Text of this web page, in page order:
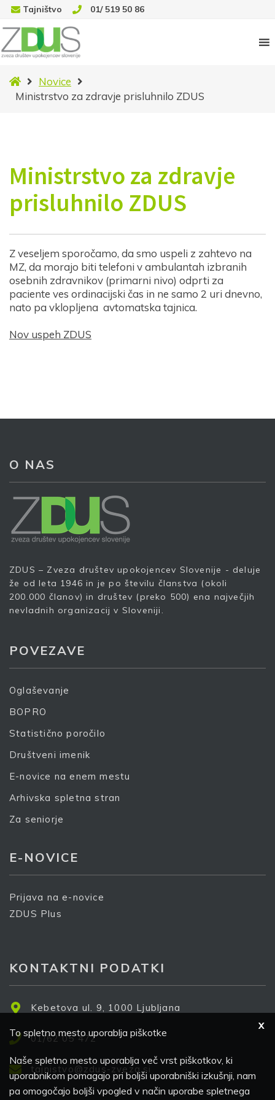
Tajništvo 01/ 519 50 86
DomovNovice
Ministrstvo za zdravje prisluhnilo ZDUS
Ministrstvo za zdravje
prisluhnilo ZDUS
Z veseljem sporočamo, da smo uspeli z zahtevo na
MZ, da morajo biti telefoni v ambulantah izbranih
osebnih zdravnikov (primarni nivo) odprti za
paciente ves ordinacijski čas in ne samo 2 uri dnevno,
nato pa vklopljena avtomatska tajnica.
Nov uspeh ZDUS
O NAS
ZDUS – Zveza društev upokojencev Slovenije - deluje
že od leta 1946 in je po številu članstva (okoli
200.000 članov) in društev (preko 500) ena največjih
nevladnih organizacij v Sloveniji.
POVEZAVE
Oglaševanje
BOPRO
Statistično poročilo
Društveni imenik
E-novice na enem mestu
Arhivska spletna stran
Za seniorje
E-NOVICE
Prijava na e-novice
ZDUS Plus
KONTAKTNI PODATKI
Kebetova ul. 9, 1000 Ljubljana
01/62 05 472
tajnistvo@zdus-zveza.si
X
To spletno mesto uporablja piškotke
Naše spletno mesto uporablja več vrst piškotkov, ki
uporabnikom pomagajo pri boljši uporabniški izkušnji, nam
pa omogočajo boljši vpogled v način uporabe spletnega
Prijava na e-novice
Vaš elektronski naslov